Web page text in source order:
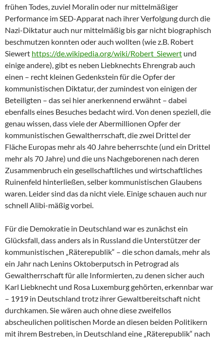
frühen Todes, zuviel Moralin oder nur mittelmäßiger
Performance im SED-Apparat nach ihrer Verfolgung durch die
Nazi-Diktatur auch nur mittelmäßig bis gar nicht biographisch
beschmutzen konnten oder auch wollten (wie z.B. Robert
Siewert https://de.wikipedia.org/wiki/Robert_Siewert und
einige andere), gibt es neben Liebknechts Ehrengrab auch
einen – recht kleinen Gedenkstein für die Opfer der
kommunistischen Diktatur, der zumindest von einigen der
Beteiligten – das sei hier anerkennend erwähnt – dabei
ebenfalls eines Besuches bedacht wird. Von denen speziell, die
genau wissen, dass viele der Abermillionen Opfer der
kommunistischen Gewaltherrschaft, die zwei Drittel der
Fläche Europas mehr als 40 Jahre beherrschte (und ein Drittel
mehr als 70 Jahre) und die uns Nachgeborenen nach deren
Zusammenbruch ein gesellschaftliches und wirtschaftliches
Ruinenfeld hinterließen, selber kommunistischen Glaubens
waren. Leider sind das da nicht viele. Einige schauen auch nur
schnell Alibi-mäßig vorbei.
Für die Demokratie in Deutschland war es zunächst ein
Glücksfall, dass anders als in Russland die Unterstützer der
kommunistischen „Räterepublik“ – die schon damals, mehr als
ein Jahr nach Lenins Oktoberputsch in Petrograd als
Gewaltherrschaft für alle Informierten, zu denen sicher auch
Karl Liebknecht und Rosa Luxemburg gehörten, erkennbar war
– 1919 in Deutschland trotz ihrer Gewaltbereitschaft nicht
durchkamen. Sie wären auch ohne diese zweifellos
abscheulichen politischen Morde an diesen beiden Politikern
mit ihrem Bestreben, in Deutschland eine „Räterepublik“ nach